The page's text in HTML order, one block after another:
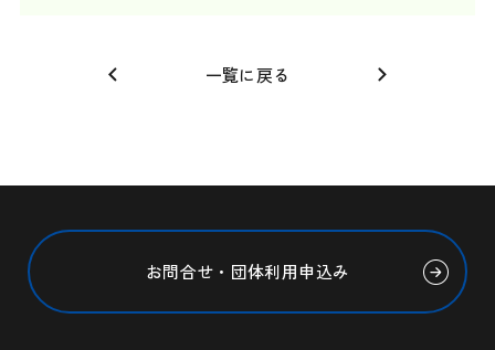
一覧に戻る
お問合せ・団体利用申込み